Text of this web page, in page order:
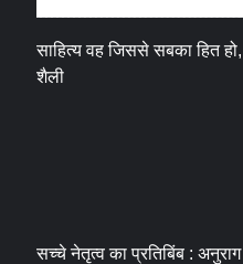
साहित्य वह जिससे सबका हित
शैली
सच्चे नेतृत्व का प्रतिबिंब :